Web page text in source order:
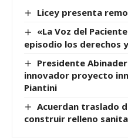
Licey presenta
«La Voz del
episodio los derechos
Presidente
innovador proyecto
Piantini
Acuerdan traslado
construir relleno